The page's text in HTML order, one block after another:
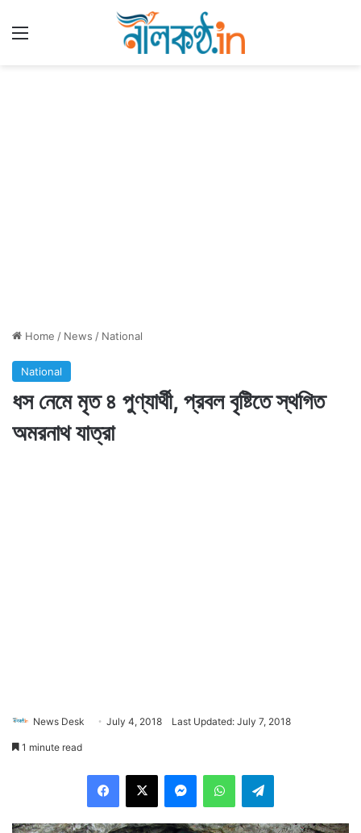
Home / News / National
National
ধস নেমে মৃত ৪ পুণ্যার্থী, প্রবল বৃষ্টিতে স্থগিত
অমরনাথ যাত্রা
News Desk July 4, 2018 Last Updated: July 7, 2018
1 minute read